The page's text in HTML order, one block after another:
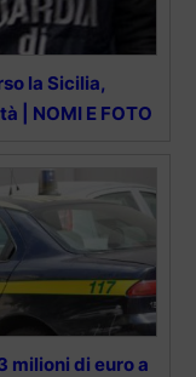
la Sicilia,
| NOMI E FOTO
milioni di euro a